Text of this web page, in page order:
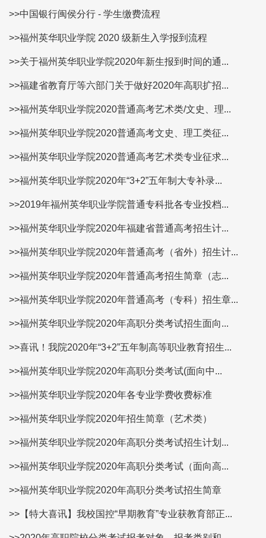
>>中国银行闽侯分行 - 学生缴费流程
>>福州英华职业学院 2020 级新生入学报到流程
>>关于福州英华职业学院2020年新生报到时间的通...
>>福建省教育厅等六部门关于做好2020年高职扩招...
>>福州英华职业学院2020普通高考艺术类/文史、理...
>>福州英华职业学院2020普通高考文史、理工类征...
>>福州英华职业学院2020普通高考艺术类专业征求...
>>福州英华职业学院2020年“3+2”五年制大专补录...
>>2019年福州英华职业学院普通专科批各专业投档...
>>福州英华职业学院2020年福建省普通高考招生计...
>>福州英华职业学院2020年普通高考（省外）招生计...
>>福州英华职业学院2020年普通高考招生简章（志...
>>福州英华职业学院2020年普通高考（专科）招生章...
>>福州英华职业学院2020年高职分类考试招生面向...
>>喜讯！我院2020年“3+2”五年制高等职业教育招生...
>>福州英华职业学院2020年高职分类考试(面向中...
>>福州英华职业学院2020年各专业学费收费标准
>>福州英华职业学院2020年招生简章（艺术类）
>>福州英华职业学院2020年高职分类考试招生计划...
>>福州英华职业学院2020年高职分类考试（面向高...
>>福州英华职业学院2020年高职分类考试招生简章
>>【特大喜讯】我校国控“早期教育”专业获教育部正...